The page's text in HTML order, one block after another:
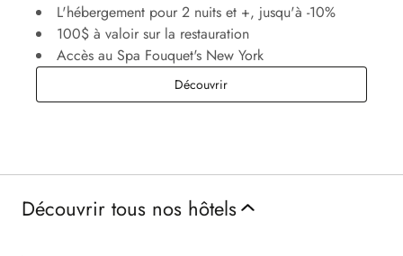
L'hébergement pour 2 nuits et +, jusqu'à -10%
100$ à valoir sur la restauration
Accès au Spa Fouquet's New York
DécouvrirWeek-end à Tribeca
Découvrir tous nos hôtels